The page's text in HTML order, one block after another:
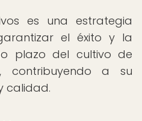
es una estrategia
el éxito y la
plazo del cultivo de
contribuyendo a su
calidad.